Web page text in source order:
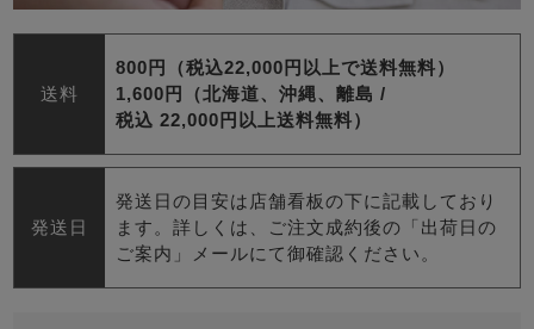
送料
800円（税込22,000円以上で送料無料）
1,600円（北海道、沖縄、離島 /
税込 22,000円以上送料無料）
発送日
発送日の目安は店舗看板の下に記載しており
ます。詳しくは、ご注文成約後の「出荷日の
ご案内」メールにて御確認ください。